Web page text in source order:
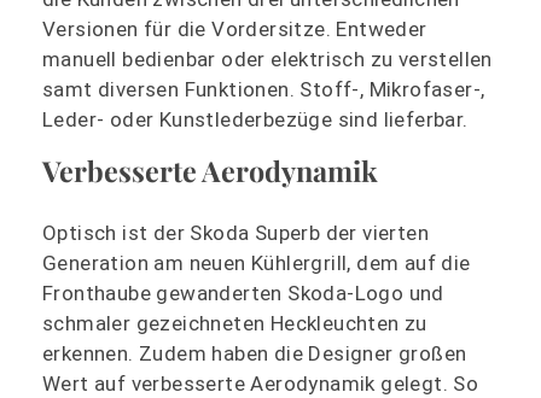
Versionen für die Vordersitze. Entweder
manuell bedienbar oder elektrisch zu verstellen
samt diversen Funktionen. Stoff-, Mikrofaser-,
Leder- oder Kunstlederbezüge sind lieferbar.
Verbesserte Aerodynamik
Optisch ist der Skoda Superb der vierten
Generation am neuen Kühlergrill, dem auf die
Fronthaube gewanderten Skoda-Logo und
schmaler gezeichneten Heckleuchten zu
erkennen. Zudem haben die Designer großen
Wert auf verbesserte Aerodynamik gelegt. So